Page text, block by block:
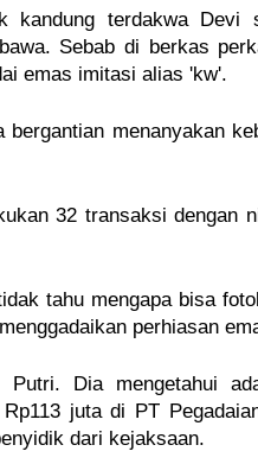
kandung terdakwa Devi
Sebab di berkas
emas imitasi alias 'kw'.
bergantian menanyakan
32 transaksi dengan
tahu mengapa bisa
perhiasan
Putri. Dia mengetahui
juta di PT
dari kejaksaan.